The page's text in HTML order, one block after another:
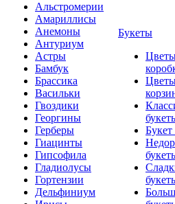
Альстромерии
Амариллисы
Анемоны
Антуриум
Астры
Бамбук
Брассика
Васильки
Гвоздики
Георгины
Герберы
Гиацинты
Гипсофила
Гладиолусы
Гортензии
Дельфиниум
Букеты
Букет